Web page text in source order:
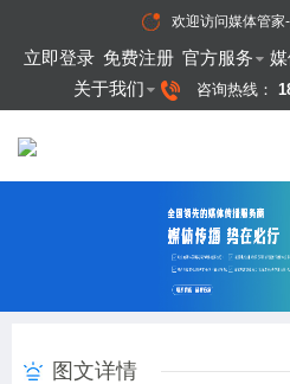
欢迎访问媒体管家
立即登录 免费注册 官方服务
关于我们
咨询热线：
图文详情